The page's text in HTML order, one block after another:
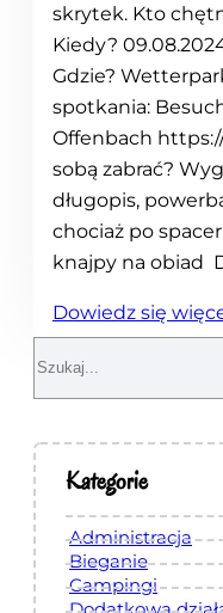
skrytek. Kto
Kiedy?
Gdzie?
spotkania:
Offenbach
sobą zabrać?
długopis,
chociaż po
knajpy na obiad
Dowiedz się
r
c
h
Kategorie
Administracja
Bieganie
Campingi
Dodatkowa